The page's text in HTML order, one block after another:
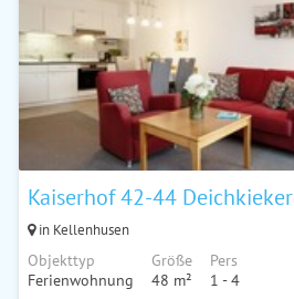
Kaiserhof 42-44 Deichkieker
in Kellenhusen
Objekttyp
Ferienwohnung
Größe
48 m²
Pers
1 - 4